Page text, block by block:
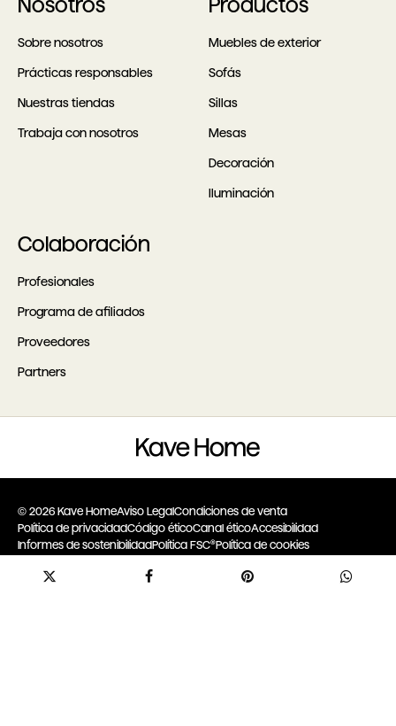
Sobre nosotros
Prácticas responsables
Nuestras tiendas
Trabaja con nosotros
Muebles de exterior
Sofás
Sillas
Mesas
Decoración
Iluminación
Colaboración
Profesionales
Programa de afiliados
Proveedores
Partners
© 2026 Kave HomeAviso LegalCondiciones de venta
Política de privacidadCódigo éticoCanal éticoAccesibilidad
Informes de sostenibilidadPolítica FSC®Política de cookies